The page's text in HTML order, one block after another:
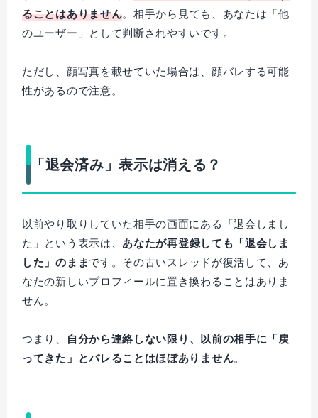
ることはありません。相手から見ても、あなたは「他
のユーザー」として判断されやすいです。
ただし、顔写真を載せていた場合は、顔バレする可能
性があるので注意。
「退会済み」表示は消える？
以前やり取りしていた相手の画面にある「退会しまし
た」という表示は、 あなたが再登録しても「退会しま
した」のまま です。その古いスレッドが復活して、あ
なたの新しいプロフィールに置き換わることはありま
せん。
つまり、
自分から連絡しない限り、以前の相手に「戻
ってきた」とバレることはほぼありません。